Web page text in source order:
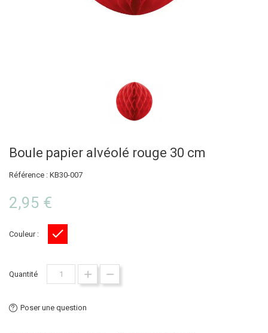
Boule papier alvéolé rouge 30 cm
Référence : KB30-007
2,95 €
Couleur :
Quantité
Poser une question